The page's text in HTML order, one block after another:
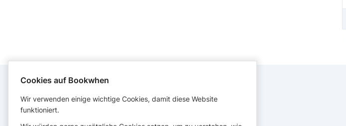
KONTAKT
Moondancer
Cookies auf Bookwhen
Wir verwenden einige wichtige Cookies, damit diese Website
funktioniert.